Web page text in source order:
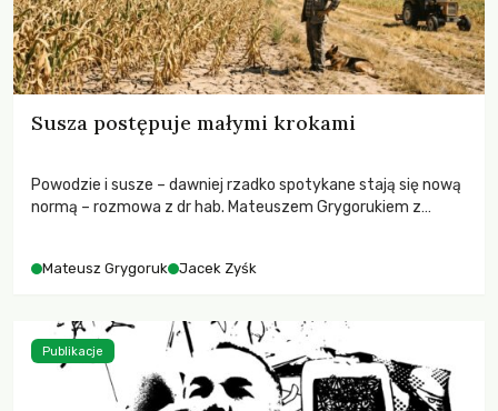
Susza postępuje małymi krokami
Powodzie i susze – dawniej rzadko spotykane stają się nową
normą – rozmowa z dr hab. Mateuszem Grygorukiem z
Mateusz Grygoruk Jacek Zyśk
Publikacje